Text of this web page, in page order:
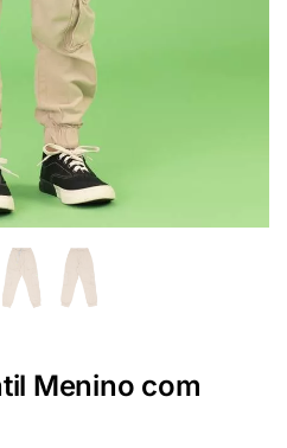
Menino com